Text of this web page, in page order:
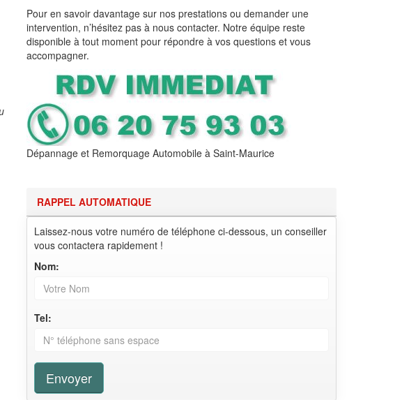
Pour en savoir davantage sur nos prestations ou demander une
intervention, n’hésitez pas à nous contacter. Notre équipe reste
disponible à tout moment pour répondre à vos questions et vous
accompagner.
Dépannage et Remorquage Automobile à Saint-Maurice
RAPPEL AUTOMATIQUE
Laissez-nous votre numéro de téléphone ci-dessous, un conseiller
vous contactera rapidement !
Nom:
Tel:
Envoyer